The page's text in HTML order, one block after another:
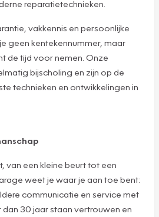
reparatietechnieken.
vakkennis en persoonlijke
geen kentekennummer, maar
de tijd voor nemen. Onze
bijscholing en zijn op de
technieken en ontwikkelingen in
van een kleine beurt tot een
weet je waar je aan toe bent:
communicatie en service met
30 jaar staan vertrouwen en